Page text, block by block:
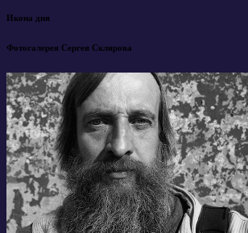
Икона дня
Фотогалерея Сергея Склярова